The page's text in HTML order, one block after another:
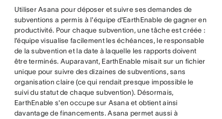
Utiliser Asana pour déposer et suivre ses demandes de
subventions a permis à l'équipe d'EarthEnable de gagner en
productivité. Pour chaque subvention, une tâche est créée :
l’équipe visualise facilement les échéances, le responsable
de la subvention et la date à laquelle les rapports doivent
être terminés. Auparavant, EarthEnable misait sur un fichier
unique pour suivre des dizaines de subventions, sans
organisation claire (ce qui rendait presque impossible le
suivi du statut de chaque subvention). Désormais,
EarthEnable s'en occupe sur Asana et obtient ainsi
davantage de financements. Asana permet aussi à